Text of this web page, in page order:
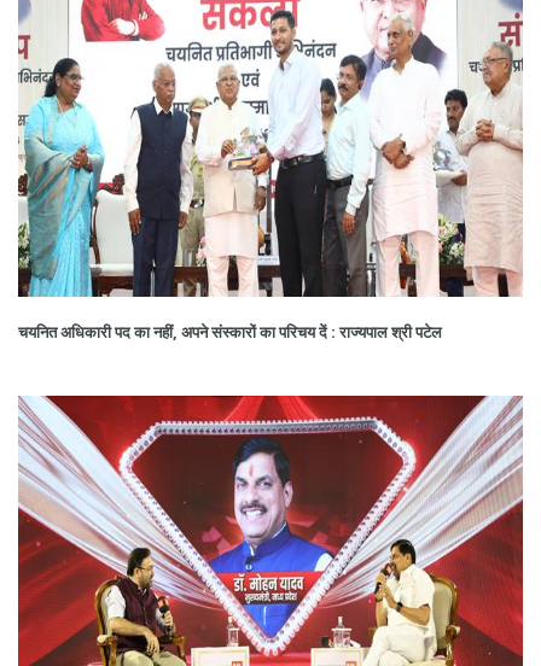
चयनित अधिकारी पद का नहीं, अपने संस्कारों का परिचय दें : राज्यपाल श्री पटेल